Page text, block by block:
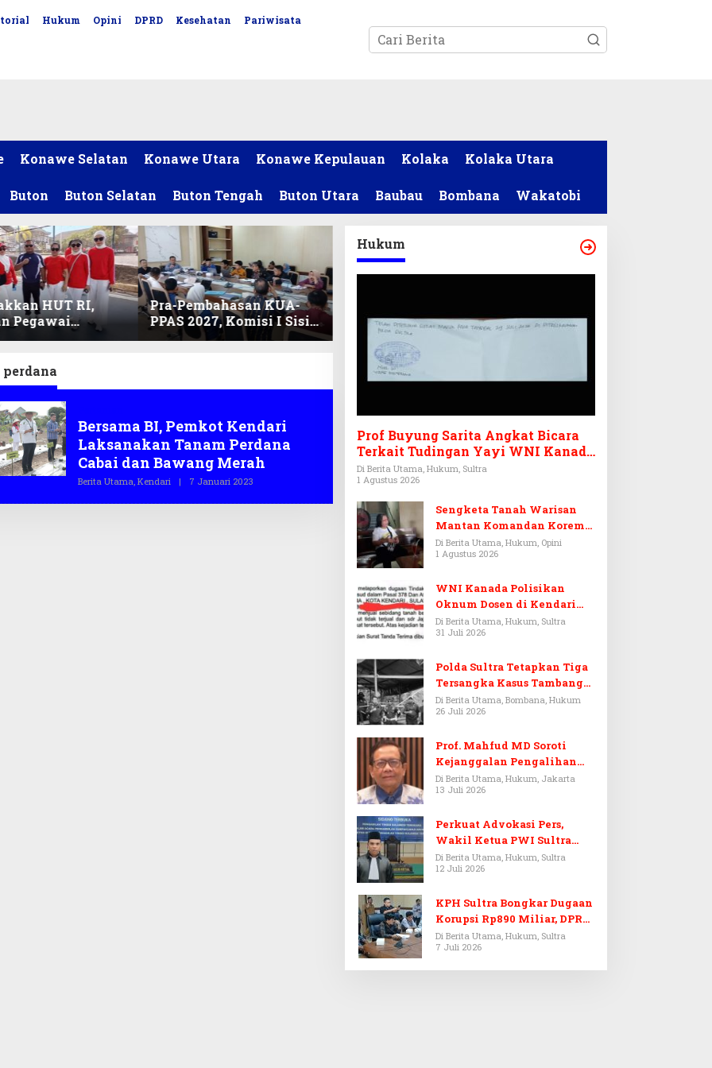
Hukum Opini DPRD Kesehatan Pariwisata
Konawe Selatan Konawe Utara Konawe Kepulauan Kolaka Kolaka Utara
Buton Buton Selatan Buton Tengah Buton Utara Baubau Bombana Wakatobi
HUT RI,
Pegawai
DPRD Sultra
Pra-Pembahasan KUA-
PPAS 2027, Komisi I Sisir
Program Prioritas
Bersama BI, Pemkot Kendari
Laksanakan Tanam Perdana
Cabai dan Bawang Merah
Berita Utama, Kendari | 7 Januari 2023
E
Hukum
Prof Buyung Sarita Angkat Bicara
Terkait Tudingan Yayi WNI Kanada
Ditagih Utang Rp3,6 Miliar
Di Berita Utama, Hukum, Sultra
1 Agustus 2026
Sengketa Tanah Warisan
Mantan Komandan Korem
143/HO, Ketika Warisan
Menjadi Arena Pemerasan
Di Berita Utama, Hukum, Opini
1 Agustus 2026
WNI Kanada Polisikan
Oknum Dosen di Kendari
Terkait Aset Puluhan Miliar
Di Berita Utama, Hukum, Sultra
31 Juli 2026
Polda Sultra Tetapkan Tiga
Tersangka Kasus Tambang
Emas Ilegal di Bombana
Di Berita Utama, Bombana, Hukum
26 Juli 2026
Prof. Mahfud MD Soroti
Kejanggalan Pengalihan
Penyelidikan Tersangka
Febrie Adriansyah
Di Berita Utama, Hukum, Jakarta
13 Juli 2026
Perkuat Advokasi Pers,
Wakil Ketua PWI Sultra
Resmi Dilantik Menjadi
Advokat PERADI
Di Berita Utama, Hukum, Sultra
12 Juli 2026
KPH Sultra Bongkar Dugaan
Korupsi Rp890 Miliar, DPRD
Sultra Gelar RDP
Di Berita Utama, Hukum, Sultra
7 Juli 2026